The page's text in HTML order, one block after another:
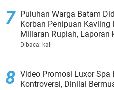
Puluhan Warga Batam
Korban Penipuan Kavling
Miliaran Rupiah, Laporan
Jalan di Tempat?
Dibaca: kali
Video Promosi Luxor Spa
Kontroversi, Dinilai